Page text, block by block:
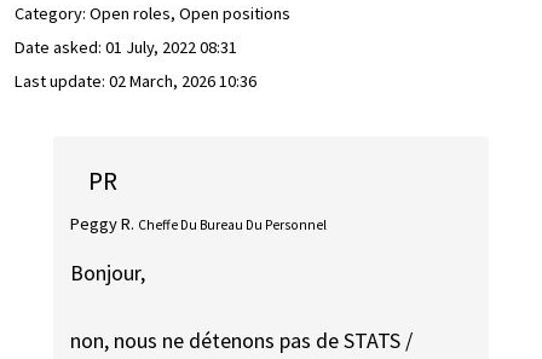
Category: Open roles, Open positions
Date asked: 01 July, 2022 08:31
Last update: 02 March, 2026 10:36
PR
Peggy R. Cheffe Du Bureau Du Personnel
Bonjour,
non, nous ne détenons pas de STATS /